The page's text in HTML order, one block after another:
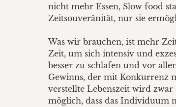
nicht mehr Essen, Slow food
Zeitsouveränität, nur sie
Was wir brauchen, ist mehr
Zeit, um sich intensiv und
besser zu schlafen und vor
Gewinns, der mit Konkurrenz
verstellte Lebenszeit wird
möglich, dass das Individuum